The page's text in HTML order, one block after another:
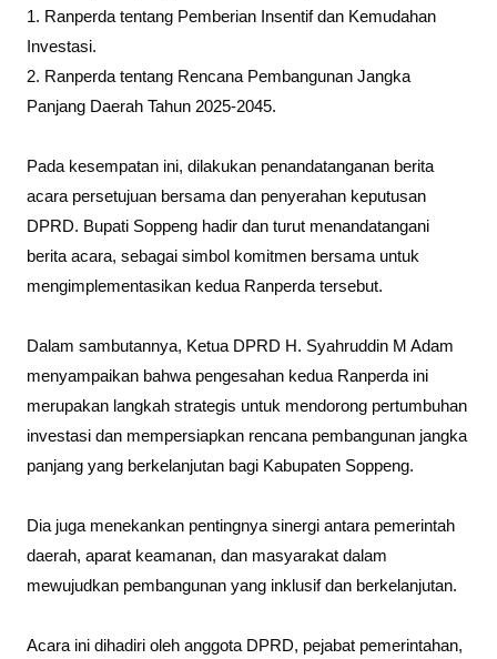
1. Ranperda tentang Pemberian Insentif dan Kemudahan
Investasi.
2. Ranperda tentang Rencana Pembangunan Jangka
Panjang Daerah Tahun 2025-2045.
Pada kesempatan ini, dilakukan penandatanganan berita
acara persetujuan bersama dan penyerahan keputusan
DPRD. Bupati Soppeng hadir dan turut menandatangani
berita acara, sebagai simbol komitmen bersama untuk
mengimplementasikan kedua Ranperda tersebut.
Dalam sambutannya, Ketua DPRD H. Syahruddin M Adam
menyampaikan bahwa pengesahan kedua Ranperda ini
merupakan langkah strategis untuk mendorong pertumbuhan
investasi dan mempersiapkan rencana pembangunan jangka
panjang yang berkelanjutan bagi Kabupaten Soppeng.
Dia juga menekankan pentingnya sinergi antara pemerintah
daerah, aparat keamanan, dan masyarakat dalam
mewujudkan pembangunan yang inklusif dan berkelanjutan.
Acara ini dihadiri oleh anggota DPRD, pejabat pemerintahan,